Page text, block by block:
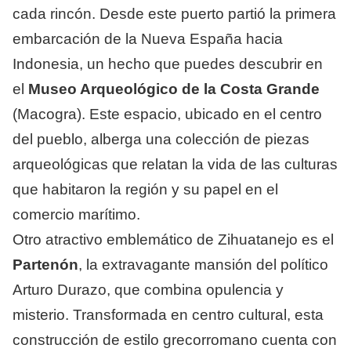
cada rincón. Desde este puerto partió la primera
embarcación de la Nueva España hacia
Indonesia, un hecho que puedes descubrir en
el Museo Arqueológico de la Costa Grande
(Macogra). Este espacio, ubicado en el centro
del pueblo, alberga una colección de piezas
arqueológicas que relatan la vida de las culturas
que habitaron la región y su papel en el
comercio marítimo.
Otro atractivo emblemático de Zihuatanejo es el
Partenón, la extravagante mansión del político
Arturo Durazo, que combina opulencia y
misterio. Transformada en centro cultural, esta
construcción de estilo grecorromano cuenta con